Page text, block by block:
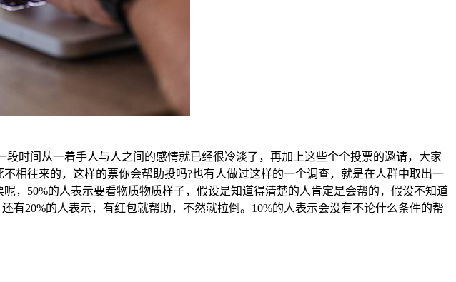
时间从一着手人与人之间的感情就已经很冷淡了，再加上这些个个投票的邀请，大家
相往来的，这样的票你会帮助投吗?也有人做过这样的一个调查，就是在人群中取出一
，50%的人表示要看物质物质样子，假设是知道得清楚的人肯定是会帮的，假设不知道
20%的人表示，有红包就帮助，不然就拉倒。10%的人表示会没有不论什么条件的帮